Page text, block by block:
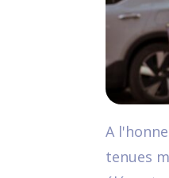
A
tenues